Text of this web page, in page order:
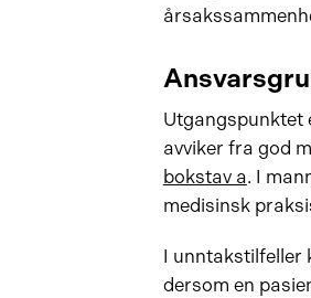
Utgangspunktet
avviker fra god
bokstav a. I
medisinsk
I unntakstilfeller
dersom en